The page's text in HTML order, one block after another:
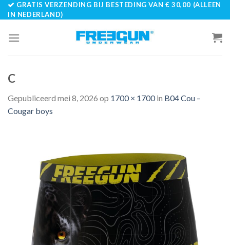
Skip
to
GRATIS VERZENDING BIJ BESTEDING VAN € 30,00 (ALLEEN
IN NEDERLAND)
C
Gepubliceerd mei 8, 2026 op 1700 × 1700in B04 Cou –
Cougar boys